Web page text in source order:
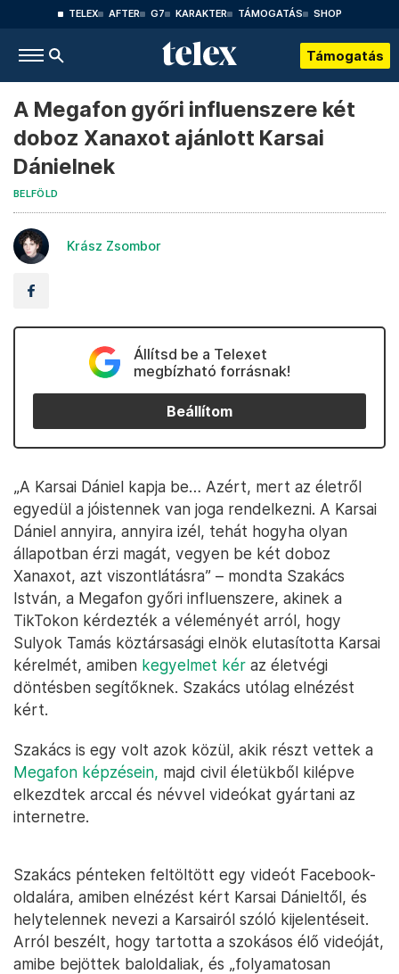
TELEX AFTER G7 KARAKTER TÁMOGATÁS SHOP
Támogatás
A Megafon győri influenszere két
doboz Xanaxot ajánlott Karsai
Dánielnek
BELFÖLD
Krász Zsombor
Állítsd be a Telexet
megbízható forrásnak!
Beállítom
„A Karsai Dániel kapja be… Azért, mert az életről
egyedül a jóistennek van joga rendelkezni. A Karsai
Dániel annyira, annyira izél, tehát hogyha olyan
állapotban érzi magát, vegyen be két doboz
Xanaxot, azt viszontlátásra” – mondta Szakács
István, a Megafon győri influenszere, akinek a
TikTokon kérdezték a véleményét arról, hogy
Sulyok Tamás köztársasági elnök elutasította Karsai
kérelmét, amiben kegyelmet kér az életvégi
döntésben segítőknek. Szakács utólag elnézést
kért.
Szakács is egy volt azok közül, akik részt vettek a
Megafon képzésein, majd civil életükből kilépve
elkezdtek arccal és névvel videókat gyártani az
internetre.
Szakács pénteken feltöltött egy videót Facebook-
oldalára, amiben elnézést kért Karsai Dánieltől, és
helytelennek nevezi a Karsairól szóló kijelentéseit.
Arról beszélt, hogy tartotta a szokásos élő videóját,
amibe bejöttek baloldaliak, és „folyamatosan